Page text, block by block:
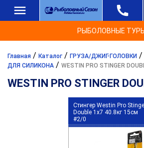
РЫБОЛОВНЫЕ ТУРЫ
Главная / Каталог / ГРУЗА/ДЖИГ-ГОЛОВКИ /
ДЛЯ СИЛИКОНА / WESTIN PRO STINGER
WESTIN PRO STINGER
Стингер Westin Pro
Double 1x7 40.8кг 15см
#2/0